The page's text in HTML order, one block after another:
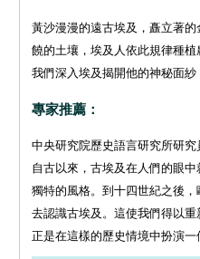
黃沙漫漫的遠古埃及，矗立著
饒的土壤，埃及人依此規律種
我們深入埃及揭開他的神秘面
專家推薦：
中央研究院歷史語言研究所研究
自古以來，古埃及在人們的眼
獨特的風格。到十四世紀之後
去認識古埃及。這使我們得以
正是在這樣的歷史情境中扮演